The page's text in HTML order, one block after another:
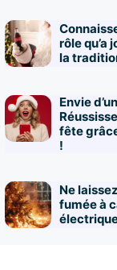
rôle qu’a
la
Envie
fête
!
Ne
fumée à